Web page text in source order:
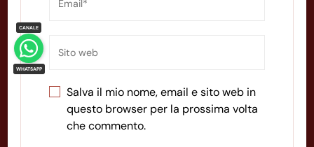
Salva il mio nome, email e sito web in
questo browser per la prossima volta
che commento.